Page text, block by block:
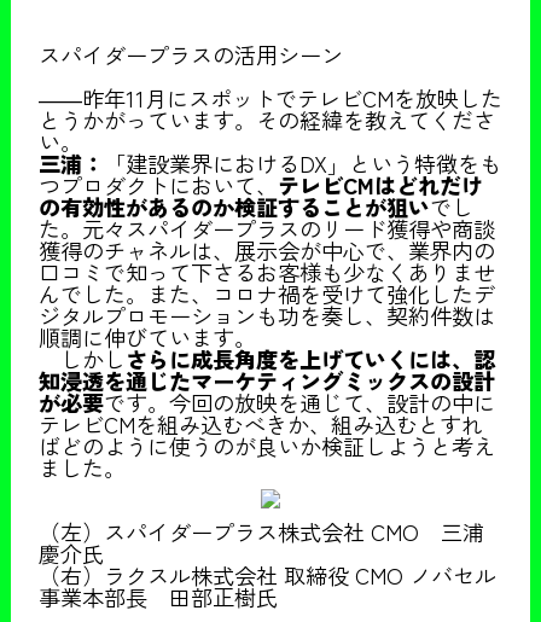
スパイダープラスの活用シーン
――昨年11月にスポットでテレビCMを放映した
とうかがっています。その経緯を教えてくださ
い。
三浦： 「建設業界におけるDX」という特徴をも
つプロダクトにおいて、 テレビCMはどれだけ
の有効性があるのか検証することが狙いでし
た。元々スパイダープラスのリード獲得や商談
獲得のチャネルは、展示会が中心で、業界内の
口コミで知って下さるお客様も少なくありませ
んでした。また、コロナ禍を受けて強化したデ
ジタルプロモーションも功を奏し、契約件数は
順調に伸びています。
しかしさらに成長角度を上げていくには、認
知浸透を通じたマーケティングミックスの設計
が必要です。今回の放映を通じて、設計の中に
テレビCMを組み込むべきか、組み込むとすれ
ばどのように使うのが良いか検証しようと考え
ました。
（左）スパイダープラス株式会社 CMO 三浦
慶介氏
（右）ラクスル株式会社 取締役 CMO ノバセル
事業本部長 田部正樹氏